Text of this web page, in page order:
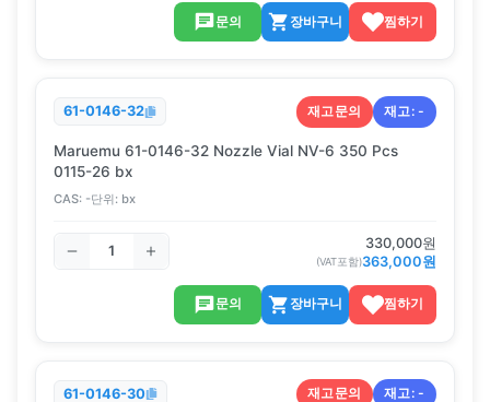
문의 장바구니 찜하기
61-0146-32 재고문의 재고:-
Maruemu 61-0146-32 Nozzle Vial NV-6 350 Pcs
0115-26 bx
CAS: -단위: bx
330,000원
(VAT포함)363,000원
문의 장바구니 찜하기
61-0146-30 재고문의 재고:-